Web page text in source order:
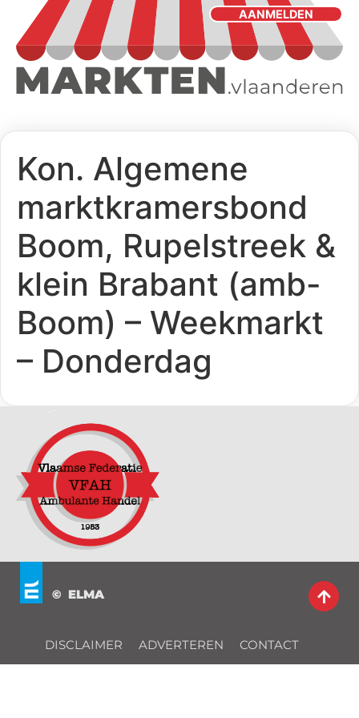
AANMELDEN
Kon. Algemene
marktkramersbond
Boom, Rupelstreek &
klein Brabant (amb-
Boom) – Weekmarkt
– Donderdag
© ELMA
DISCLAIMER ADVERTEREN CONTACT